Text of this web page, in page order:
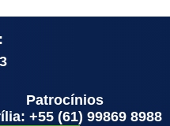
Patrocínios
+55 (61) 99869 8988